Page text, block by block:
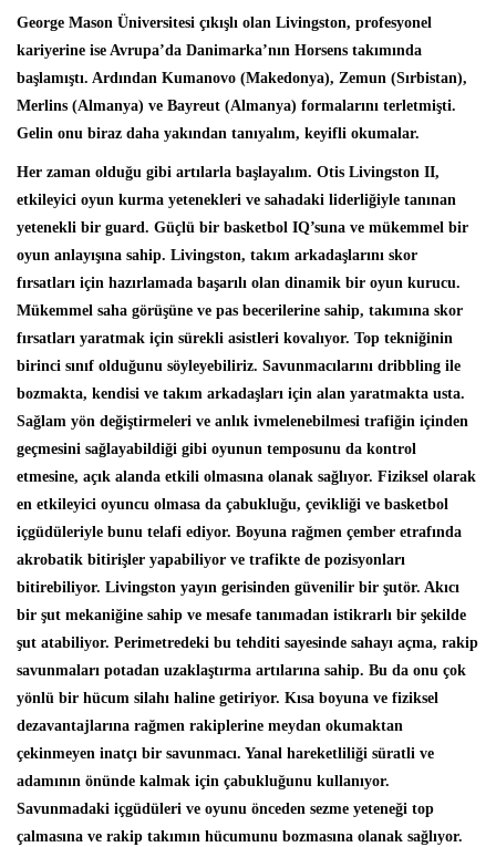
George Mason Üniversitesi çıkışlı olan Livingston, profesyonel
kariyerine ise Avrupa’da Danimarka’nın Horsens takımında
başlamıştı. Ardından Kumanovo (Makedonya), Zemun (Sırbistan),
Merlins (Almanya) ve Bayreut (Almanya) formalarını terletmişti.
Gelin onu biraz daha yakından tanıyalım, keyifli okumalar.
Her zaman olduğu gibi artılarla başlayalım. Otis Livingston II,
etkileyici oyun kurma yetenekleri ve sahadaki liderliğiyle tanınan
yetenekli bir guard. Güçlü bir basketbol IQ’suna ve mükemmel bir
oyun anlayışına sahip. Livingston, takım arkadaşlarını skor
fırsatları için hazırlamada başarılı olan dinamik bir oyun kurucu.
Mükemmel saha görüşüne ve pas becerilerine sahip, takımına skor
fırsatları yaratmak için sürekli asistleri kovalıyor. Top tekniğinin
birinci sınıf olduğunu söyleyebiliriz. Savunmacılarını dribbling ile
bozmakta, kendisi ve takım arkadaşları için alan yaratmakta usta.
Sağlam yön değiştirmeleri ve anlık ivmelenebilmesi trafiğin içinden
geçmesini sağlayabildiği gibi oyunun temposunu da kontrol
etmesine, açık alanda etkili olmasına olanak sağlıyor. Fiziksel olarak
en etkileyici oyuncu olmasa da çabukluğu, çevikliği ve basketbol
içgüdüleriyle bunu telafi ediyor. Boyuna rağmen çember etrafında
akrobatik bitirişler yapabiliyor ve trafikte de pozisyonları
bitirebiliyor. Livingston yayın gerisinden güvenilir bir şutör. Akıcı
bir şut mekaniğine sahip ve mesafe tanımadan istikrarlı bir şekilde
şut atabiliyor. Perimetredeki bu tehditi sayesinde sahayı açma, rakip
savunmaları potadan uzaklaştırma artılarına sahip. Bu da onu çok
yönlü bir hücum silahı haline getiriyor. Kısa boyuna ve fiziksel
dezavantajlarına rağmen rakiplerine meydan okumaktan
çekinmeyen inatçı bir savunmacı. Yanal hareketliliği süratli ve
adamının önünde kalmak için çabukluğunu kullanıyor.
Savunmadaki içgüdüleri ve oyunu önceden sezme yeteneği top
çalmasına ve rakip takımın hücumunu bozmasına olanak sağlıyor.